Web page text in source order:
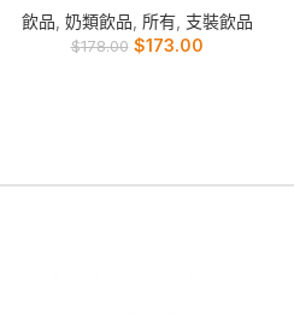
飲品 奶類飲品 所有, 支裝飲品
$178.00 $173.00